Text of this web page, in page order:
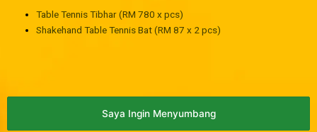
Table Tennis Tibhar (RM 780 x pcs)
Shakehand Table Tennis Bat (RM 87 x 2 pcs)
Saya Ingin Menyumbang